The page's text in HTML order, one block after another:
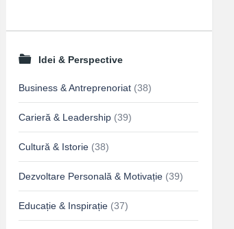
Idei & Perspective
Business & Antreprenoriat (38)
Carieră & Leadership (39)
Cultură & Istorie (38)
Dezvoltare Personală & Motivație (39)
Educație & Inspirație (37)